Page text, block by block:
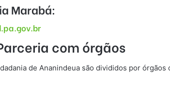
Marabá:
com órgãos
de Ananindeua são divididos por